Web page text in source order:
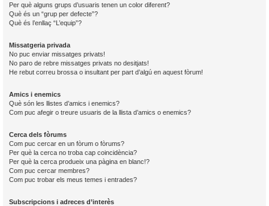
Per què alguns grups d’usuaris tenen un color diferent?
Què és un “grup per defecte”?
Què és l’enllaç “L’equip”?
Missatgeria privada
No puc enviar missatges privats!
No paro de rebre missatges privats no desitjats!
He rebut correu brossa o insultant per part d’algú en aquest fòrum!
Amics i enemics
Què són les llistes d’amics i enemics?
Com puc afegir o treure usuaris de la llista d’amics o enemics?
Cerca dels fòrums
Com puc cercar en un fòrum o fòrums?
Per què la cerca no troba cap coincidència?
Per què la cerca produeix una pàgina en blanc!?
Com puc cercar membres?
Com puc trobar els meus temes i entrades?
Subscripcions i adreces d’interès